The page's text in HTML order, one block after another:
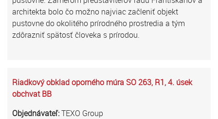
architekta bolo čo možno najviac začleniť objekt
pustovne do okolitého prírodného prostredia a tým
zdôrazniť spätosť človeka s prírodou.
Riadkový obklad oporného múra SO 263, R1, 4. úsek
obchvat BB
Objednávateľ:TEXO Group